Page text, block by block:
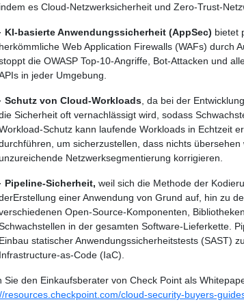
indem es Cloud-Netzwerksicherheit und Zero-Trust-
· KI-basierte Anwendungssicherheit (AppSec) bietet
herkömmliche Web Application Firewalls (WAFs) durch
die OWASP Top-10-Angriffe, Bot-Attacken und
in jeder Umgebung.
· Schutz von Cloud-Workloads, da bei der
Sicherheit oft vernachlässigt wird, sodass
Schutz kann laufende Workloads in Echtzeit
um sicherzustellen, dass nichts
unzureichende Netzwerksegmentierung korrigieren.
· Pipeline-Sicherheit, weil sich die Methode der
einer Anwendung von Grund auf, hin zu
Open-Source-Komponenten,
in der gesamten Software-Lieferkette.
Einbau statischer Anwendungssicherheitstests (SAST)
Infrastructure-as-Code (IaC).
Sie den Einkaufsberater von Check Point als
resources.checkpoint.com/cloud-security-buyers-